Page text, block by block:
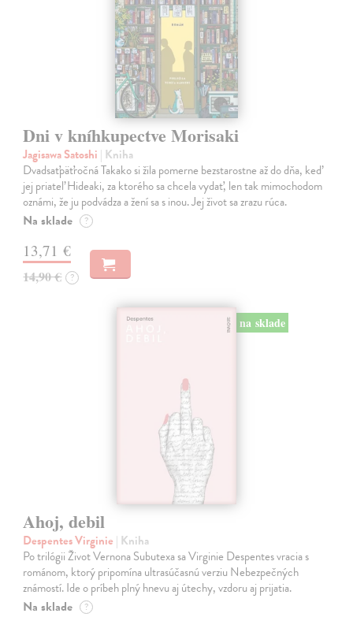
Dni v kníhkupectve Morisaki
Jagisawa Satoshi | Kniha
Dvadsaťpäťročná Takako si žila pomerne bezstarostne až do dňa, keď
jej priateľ Hideaki, za ktorého sa chcela vydať, len tak mimochodom
oznámi, že ju podvádza a žení sa s inou. Jej život sa zrazu rúca.
Na sklade ?
13,71 €
14,90 € ?
na sklade
Ahoj, debil
Despentes Virginie | Kniha
Po trilógii Život Vernona Subutexa sa Virginie Despentes vracia s
románom, ktorý pripomína ultrasúčasnú verziu Nebezpečných
známostí. Ide o príbeh plný hnevu aj útechy, vzdoru aj prijatia.
Na sklade ?